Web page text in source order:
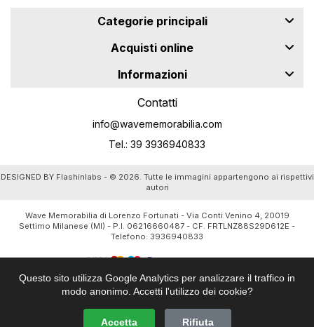
Questo sito utilizza Google Analytics per analizzare il traffico in
modo anonimo. Accetti l'utilizzo dei cookie?
Accetta Rifiuta
Categorie principali
Acquisti online
Informazioni
Contatti
info@wavememorabilia.com
Tel.: 39 3936940833
DESIGNED BY Flashinlabs - © 2026. Tutte le immagini appartengono ai rispettivi
autori
Wave Memorabilia di Lorenzo Fortunati - Via Conti Venino 4, 20019
Settimo Milanese (MI) - P.I. 06216660487 - CF. FRTLNZ88S29D612E -
Telefono: 3936940833